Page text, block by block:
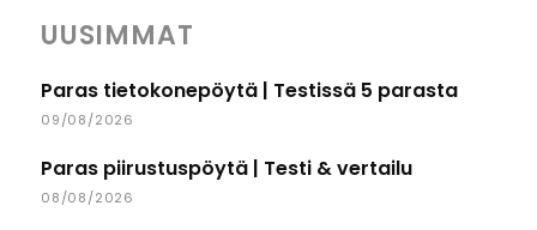
UUSIMMAT
Paras tietokonepöytä | Testissä 5 parasta
09/08/2026
Paras piirustuspöytä | Testi & vertailu
08/08/2026